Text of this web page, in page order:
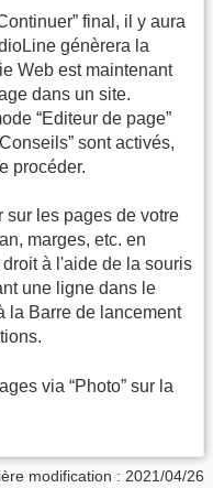
final, il y aura
génèrera la
Web est maintenant
dans un site.
“Editeur de page”
sont activés,
procéder.
sur les pages de votre
marges, etc. en
à l'aide de la souris
une ligne dans le
la Barre de lancement
via “Photo” sur la
modification : 2021/04/26